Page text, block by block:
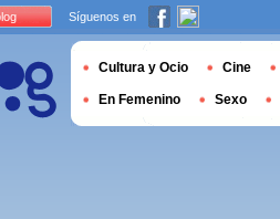
Síguenos en
Cultura y Ocio Cine
En Femenino Sexo